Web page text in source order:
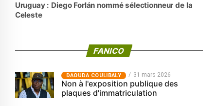
Uruguay : Diego Forlán nommé sélectionneur de la
Celeste
FANICO
‎DAOUDA COULIBALY 31 mars 2026
Non à l'exposition publique des
plaques d'immatriculation